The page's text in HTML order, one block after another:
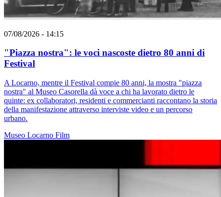
07/08/2026 - 14:15
"Piazza nostra": le voci nascoste dietro 80 anni di
Festival
A Locarno, mentre il Festival compie 80 anni, la mostra "piazza
nostra" al Museo Casorella dà voce a chi ha lavorato dietro le
quinte: ex collaboratori, residenti e commercianti raccontano la storia
della manifestazione attraverso interviste video e un percorso
urbano.
Museo Locarno Film